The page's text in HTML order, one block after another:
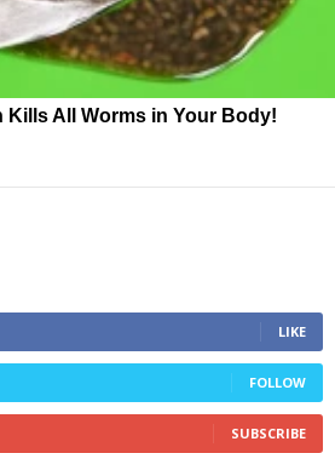
Kills All Worms in Your Body!
LIKE
FOLLOW
SUBSCRIBE